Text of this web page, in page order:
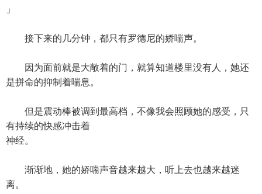
」
接下来的几分钟，都只有罗德尼的娇喘声。
因为面前就是大敞着的门，就算知道楼里没有人，她还
是拼命的抑制着喘息。
但是震动棒被调到最高档，不像我会照顾她的感受，只
有持续的快感冲击着
神经。
渐渐地，她的娇喘声音越来越大，听上去也越来越迷
离。